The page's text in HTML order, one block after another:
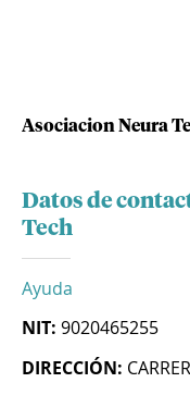
Asociacion Neura
Datos de
Tech
Ayuda
NIT: 9020465255
DIRECCIÓN: